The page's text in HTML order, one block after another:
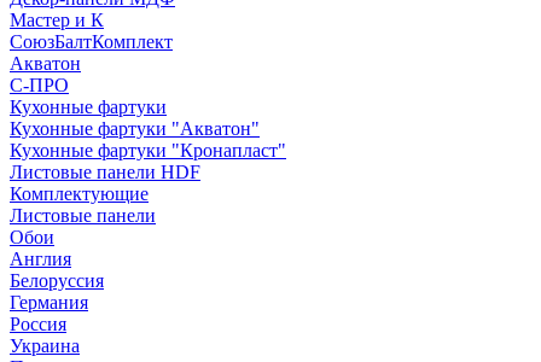
Мастер и К
СоюзБалтКомплект
Акватон
С-ПРО
Кухонные фартуки
Кухонные фартуки "Акватон"
Кухонные фартуки "Кронапласт"
Листовые панели HDF
Комплектующие
Листовые панели
Обои
Англия
Белоруссия
Германия
Россия
Украина